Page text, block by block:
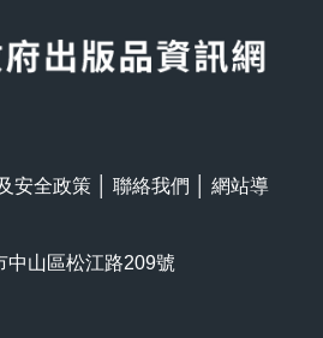
安全政策 聯絡我們
網站導
中山區松江路209號